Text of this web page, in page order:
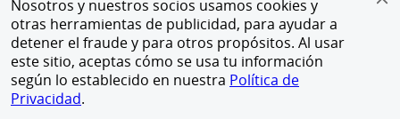
Nosotros y nuestros socios usamos cookies y
otras herramientas de publicidad, para ayudar a
detener el fraude y para otros propósitos. Al usar
este sitio, aceptas cómo se usa tu información
según lo establecido en nuestra Política de
Privacidad.